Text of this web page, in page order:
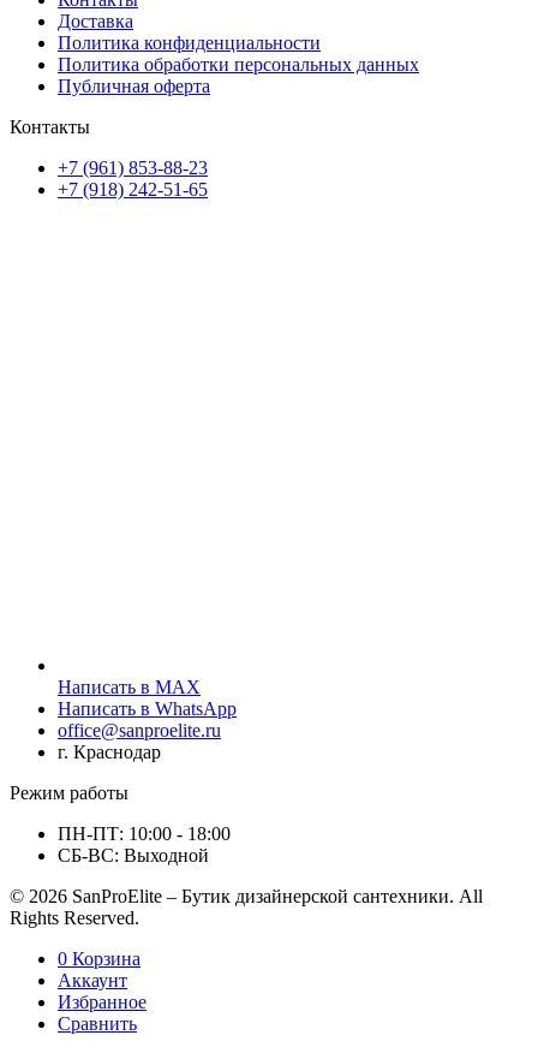
Доставка
Политика конфиденциальности
Политика обработки персональных данных
Публичная оферта
Контакты
+7 (961) 853-88-23
+7 (918) 242-51-65
Написать в MAX
Написать в WhatsApp
office@sanproelite.ru
г. Краснодар
Режим работы
ПН-ПТ: 10:00 - 18:00
СБ-ВС: Выходной
© 2026 SanProElite – Бутик дизайнерской сантехники. All
Rights Reserved.
0 Корзина
Аккаунт
Избранное
Сравнить